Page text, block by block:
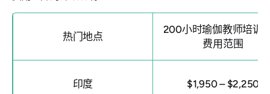
热门地点
200小时瑜伽教师培训
费用范围
印度 $1,950 – $2,250